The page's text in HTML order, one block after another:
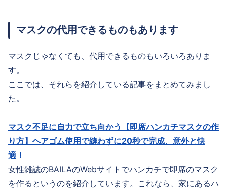
マスクの代用できるものもあります
マスクじゃなくても、代用できるものもいろいろありま
す。
ここでは、それらを紹介している記事をまとめてみまし
た。
マスク不足に自力で立ち向かう【即席ハンカチマスクの作
り方】ヘアゴム使用で縫わずに20秒で完成、意外と快
適！
女性雑誌のBAILAのWebサイトでハンカチで即席のマスク
を作るというのを紹介しています。これなら、家にあるハ